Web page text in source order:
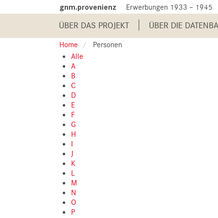
to
gnm.provenienz Erwerbungen 1933 – 1945
Main
navigation
ÜBER DAS PROJEKT ÜBER DIE
Home Personen
Alle
A
B
C
D
E
F
G
H
I
J
K
L
M
N
O
P